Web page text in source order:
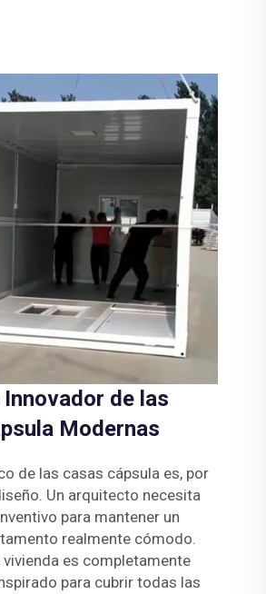
Innovador de las
Modernas
de las casas cápsula es, por
Un arquitecto necesita
para mantener un
realmente cómodo.
es completamente
para cubrir todas las